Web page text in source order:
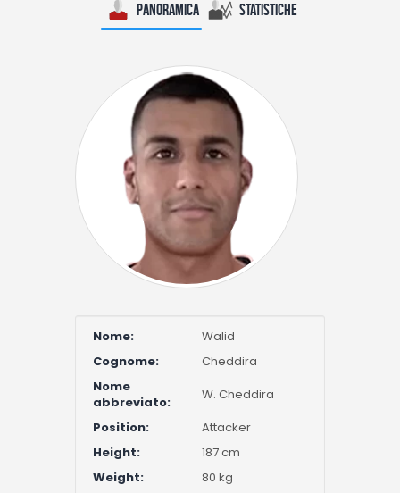
I consigli di Giulia
Panoramica Statistiche
Nome:
Walid
Cognome:
Cheddira
Nome
abbreviato:
W. Cheddira
Position:
Attacker
Height:
187 cm
Weight:
80 kg